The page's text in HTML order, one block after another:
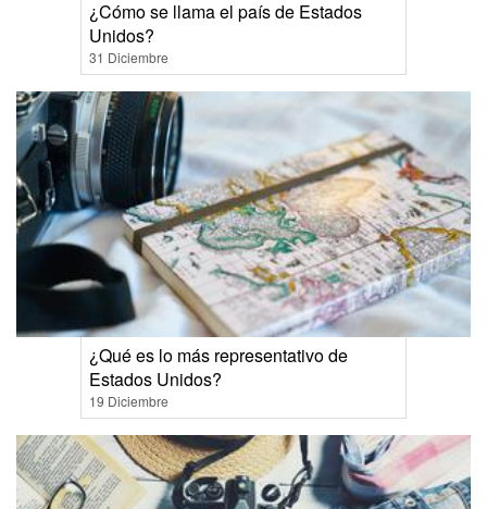
¿Cómo se llama el país de Estados
Unidos?
31 Diciembre
¿Qué es lo más representativo de
Estados Unidos?
19 Diciembre